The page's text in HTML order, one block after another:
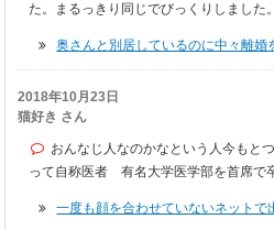
た。まるっきり同じでびっくりしました
奥さんと別居しているのに中々離婚
2018年10月23日
猫好き さん
おんなじ人なのかなという人今もと
って自称医者 有名大学医学部を首席で
一度も顔を合わせていないネットで